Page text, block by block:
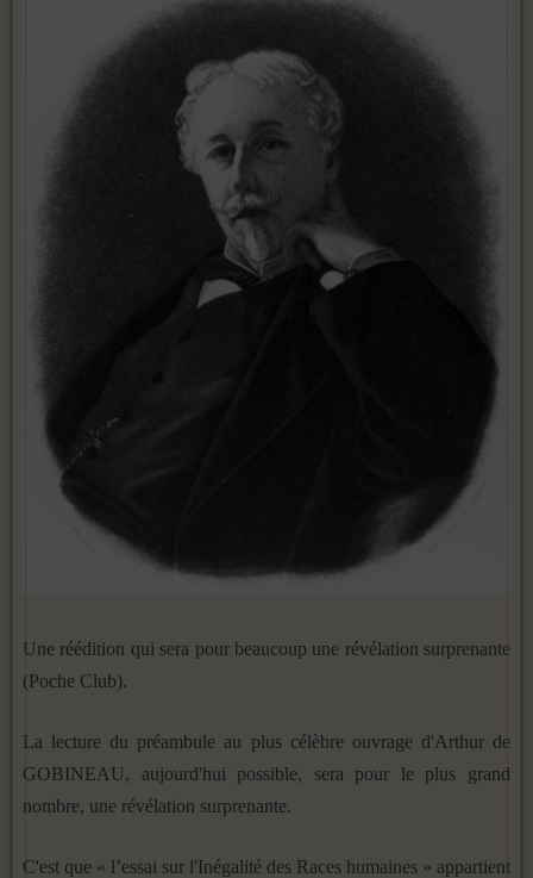
Une réédition qui sera pour beaucoup une révélation surprenante
(Poche Club).
La lecture du préambule au plus célèbre ouvrage d'Arthur de
GOBINEAU, aujourd'hui possible, sera pour le plus grand
nombre, une révélation surprenante.
C'est que « l’essai sur l'Inégalité des Races humaines » ap­partient